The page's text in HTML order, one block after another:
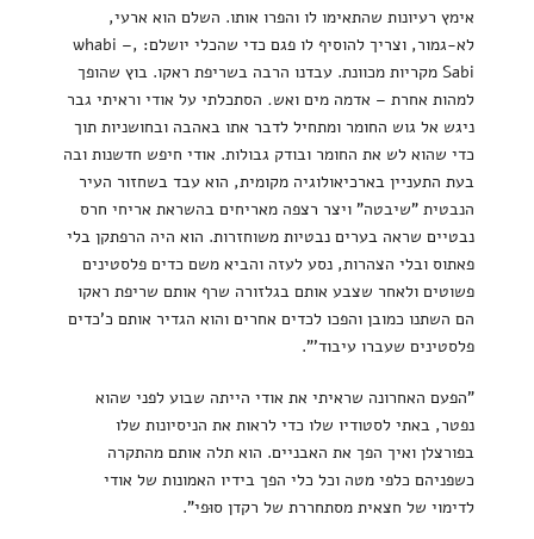
אימץ רעיונות שהתאימו לו והפרו אותו. השלם הוא ארעי,
לא-גמור, וצריך להוסיף לו פגם כדי שהכלי יושלם: ,whabi –
Sabi מקריות מכוונת. עבדנו הרבה בשריפת ראקו. בוץ שהופך
למהות אחרת – אדמה מים ואש. הסתכלתי על אודי וראיתי גבר
ניגש אל גוש החומר ומתחיל לדבר אתו באהבה ובחושניות תוך
כדי שהוא לש את החומר ובודק גבולות. אודי חיפש חדשנות ובה
בעת התעניין בארכיאולוגיה מקומית, הוא עבד בשחזור העיר
הנבטית "שיבטה" ויצר רצפה מאריחים בהשראת אריחי חרס
נבטיים שראה בערים נבטיות משוחזרות. הוא היה הרפתקן בלי
פאתוס ובלי הצהרות, נסע לעזה והביא משם כדים פלסטינים
פשוטים ולאחר שצבע אותם בגלזורה שרף אותם שריפת ראקו
הם השתנו כמובן והפכו לכדים אחרים והוא הגדיר אותם כ'כדים
פלסטינים שעברו עיבוד'".
"הפעם האחרונה שראיתי את אודי הייתה שבוע לפני שהוא
נפטר, באתי לסטודיו שלו כדי לראות את הניסיונות שלו
בפורצלן ואיך הפך את האבניים. הוא תלה אותם מהתקרה
כשפניהם כלפי מטה וכל כלי הפך בידיו האמונות של אודי
לדימוי של חצאית מסתחררת של רקדן סוּפי".